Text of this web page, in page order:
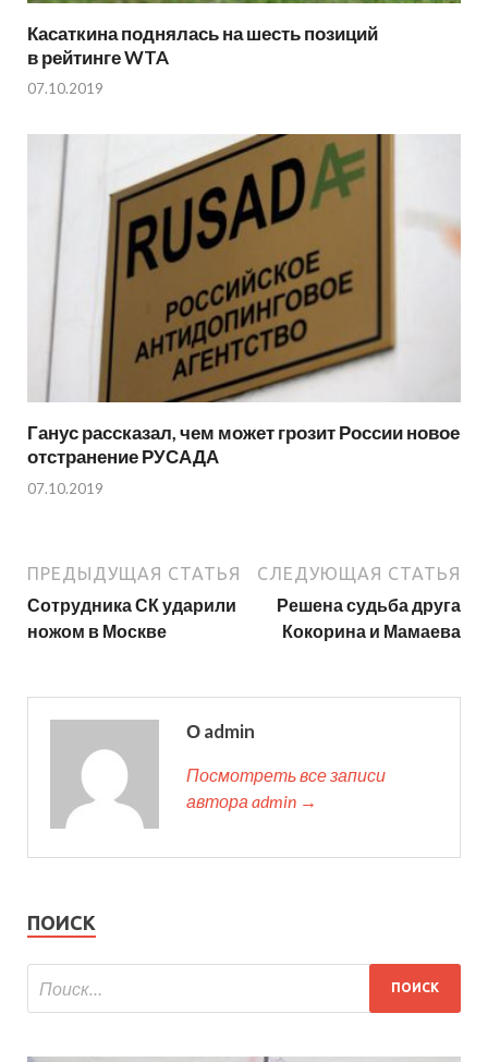
Касаткина поднялась на шесть позиций
в рейтинге WTA
07.10.2019
Ганус рассказал, чем может грозит России новое
отстранение РУСАДА
07.10.2019
ПРЕДЫДУЩАЯ СТАТЬЯ
Сотрудника СК ударили
ножом в Москве
СЛЕДУЮЩАЯ СТАТЬЯ
Решена судьба друга
Кокорина и Мамаева
О admin
Посмотреть все записи
автора admin →
ПОИСК